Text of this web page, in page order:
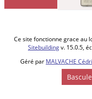
Ce site fonctionne grace au
Sitebuildingv. 15.0.5,
Géré par MALVACHE